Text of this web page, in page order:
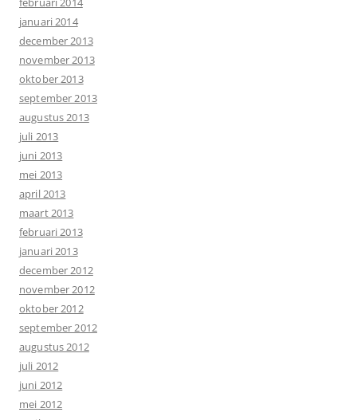
januari 2014
december 2013
november 2013
oktober 2013
september 2013
augustus 2013
juli 2013
juni 2013
mei 2013
april 2013
maart 2013
februari 2013
januari 2013
december 2012
november 2012
oktober 2012
september 2012
augustus 2012
juli 2012
juni 2012
mei 2012